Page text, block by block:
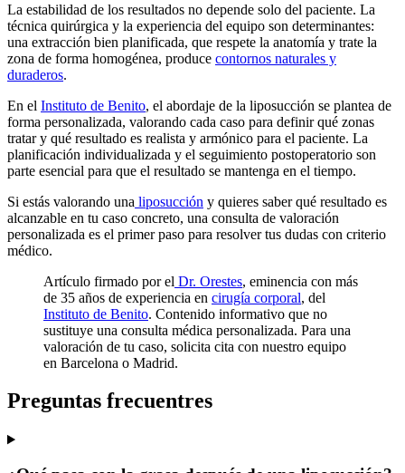
La estabilidad de los resultados no depende solo del paciente. La
técnica quirúrgica y la experiencia del equipo son determinantes:
una extracción bien planificada, que respete la anatomía y trate la
zona de forma homogénea, produce contornos naturales y
duraderos.
En el Instituto de Benito, el abordaje de la liposucción se plantea de
forma personalizada, valorando cada caso para definir qué zonas
tratar y qué resultado es realista y armónico para el paciente. La
planificación individualizada y el seguimiento postoperatorio son
parte esencial para que el resultado se mantenga en el tiempo.
Si estás valorando una liposucción y quieres saber qué resultado es
alcanzable en tu caso concreto, una consulta de valoración
personalizada es el primer paso para resolver tus dudas con criterio
médico.
Artículo firmado por el Dr. Orestes, eminencia con más
de 35 años de experiencia en cirugía corporal, del
Instituto de Benito. Contenido informativo que no
sustituye una consulta médica personalizada. Para una
valoración de tu caso, solicita cita con nuestro equipo
en Barcelona o Madrid.
Preguntas frecuentres